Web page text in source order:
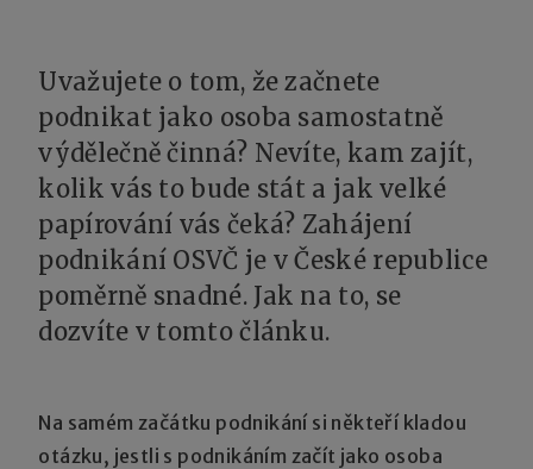
Uvažujete o tom, že začnete
podnikat jako osoba samostatně
výdělečně činná? Nevíte, kam zajít,
kolik vás to bude stát a jak velké
papírování vás čeká? Zahájení
podnikání OSVČ je v České republice
poměrně snadné. Jak na to, se
dozvíte v tomto článku.
Na samém začátku podnikání si někteří kladou
otázku, jestli s podnikáním začít jako osoba